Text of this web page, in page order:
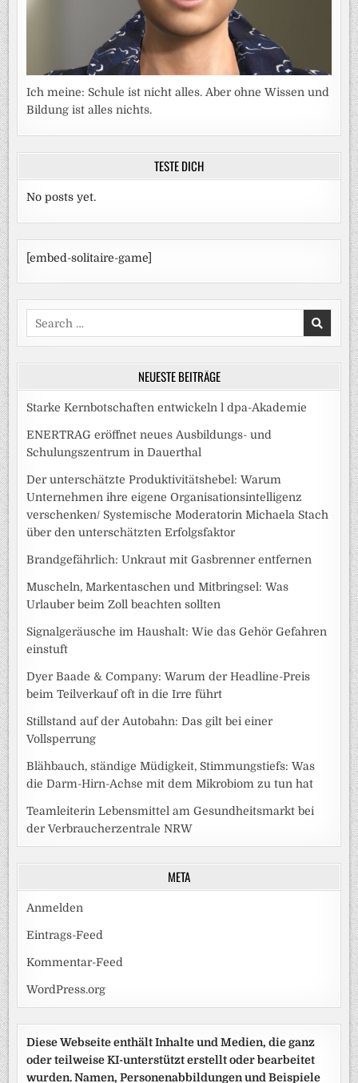
Ich meine: Schule ist nicht alles. Aber ohne Wissen und
Bildung ist alles nichts.
TESTE DICH
No posts yet.
[embed-solitaire-game]
Search
for:
NEUESTE BEITRÄGE
Starke Kernbotschaften entwickeln l dpa-Akademie
ENERTRAG eröffnet neues Ausbildungs- und
Schulungszentrum in Dauerthal
Der unterschätzte Produktivitätshebel: Warum
Unternehmen ihre eigene Organisationsintelligenz
verschenken/ Systemische Moderatorin Michaela Stach
über den unterschätzten Erfolgsfaktor
Brandgefährlich: Unkraut mit Gasbrenner entfernen
Muscheln, Markentaschen und Mitbringsel: Was
Urlauber beim Zoll beachten sollten
Signalgeräusche im Haushalt: Wie das Gehör Gefahren
einstuft
Dyer Baade & Company: Warum der Headline-Preis
beim Teilverkauf oft in die Irre führt
Stillstand auf der Autobahn: Das gilt bei einer
Vollsperrung
Blähbauch, ständige Müdigkeit, Stimmungstiefs: Was
die Darm-Hirn-Achse mit dem Mikrobiom zu tun hat
Teamleiterin Lebensmittel am Gesundheitsmarkt bei
der Verbraucherzentrale NRW
META
Anmelden
Eintrags-Feed
Kommentar-Feed
WordPress.org
Diese Webseite enthält Inhalte und Medien, die ganz
oder teilweise KI-unterstützt erstellt oder bearbeitet
wurden. Namen, Personenabbildungen und Beispiele